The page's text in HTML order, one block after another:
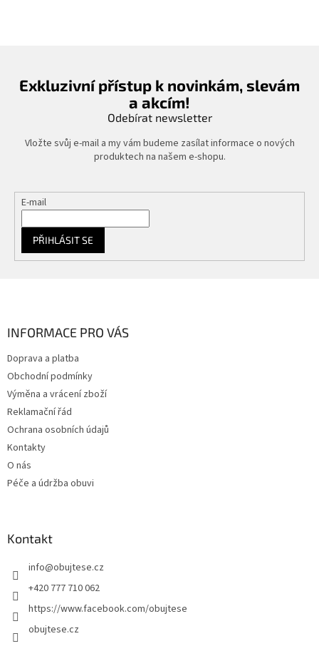
Exkluzivní přístup k novinkám, slevám
a akcím!
Odebírat newsletter
Vložte svůj e-mail a my vám budeme zasílat informace o nových
produktech na našem e-shopu.
E-mail
PŘIHLÁSIT SE
INFORMACE PRO VÁS
Doprava a platba
Obchodní podmínky
Výměna a vrácení zboží
Reklamační řád
Ochrana osobních údajů
Kontakty
O nás
Péče a údržba obuvi
Kontakt
info@obujtese.cz
+420 777 710 062
https://www.facebook.com/obujtese
obujtese.cz